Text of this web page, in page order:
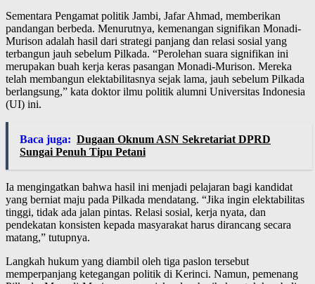
Sementara Pengamat politik Jambi, Jafar Ahmad, memberikan
pandangan berbeda. Menurutnya, kemenangan signifikan Monadi-
Murison adalah hasil dari strategi panjang dan relasi sosial yang
terbangun jauh sebelum Pilkada. “Perolehan suara signifikan ini
merupakan buah kerja keras pasangan Monadi-Murison. Mereka
telah membangun elektabilitasnya sejak lama, jauh sebelum Pilkada
berlangsung,” kata doktor ilmu politik alumni Universitas Indonesia
(UI) ini.
Baca juga: Dugaan Oknum ASN Sekretariat DPRD
Sungai Penuh Tipu Petani
Ia mengingatkan bahwa hasil ini menjadi pelajaran bagi kandidat
yang berniat maju pada Pilkada mendatang. “Jika ingin elektabilitas
tinggi, tidak ada jalan pintas. Relasi sosial, kerja nyata, dan
pendekatan konsisten kepada masyarakat harus dirancang secara
matang,” tutupnya.
Langkah hukum yang diambil oleh tiga paslon tersebut
memperpanjang ketegangan politik di Kerinci. Namun, pemenang